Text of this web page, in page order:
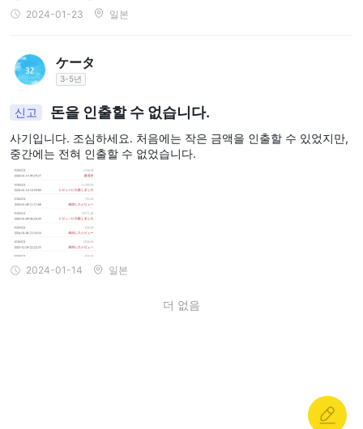
2024-01-23 일본
ケータ
3-5년
신고 돈을 인출할 수 없습니다.
사기입니다. 조심하세요. 처음에는 작은 금액을 인출할 수 있었지만,
중간에는 전혀 인출할 수 없었습니다.
2024-01-14 일본
더 없음